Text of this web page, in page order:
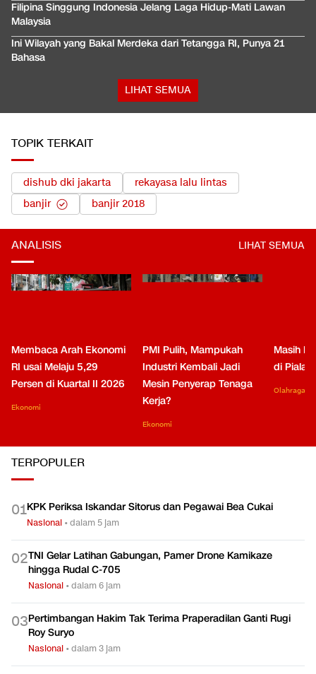
Filipina Singgung Indonesia Jelang Laga Hidup-Mati Lawan
Malaysia
Ini Wilayah yang Bakal Merdeka dari Tetangga RI, Punya 21
Bahasa
LIHAT SEMUA
TOPIK TERKAIT
dishub dki jakarta
rekayasa lalu lintas
banjir
banjir 2018
ANALISIS LIHAT SEMUA
Membaca Arah Ekonomi
RI usai Melaju 5,29
Persen di Kuartal II 2026
Ekonomi
PMI Pulih, Mampukah
Industri Kembali Jadi
Mesin Penyerap Tenaga
Kerja?
Ekonomi
Masih
di Piala
Olahraga
TERPOPULER
01KPK Periksa Iskandar Sitorus dan Pegawai Bea Cukai
Nasional •dalam 5 jam
02TNI Gelar Latihan Gabungan, Pamer Drone Kamikaze
hingga Rudal C-705
Nasional •dalam 6 jam
03Pertimbangan Hakim Tak Terima Praperadilan Ganti Rugi
Roy Suryo
Nasional •dalam 3 jam